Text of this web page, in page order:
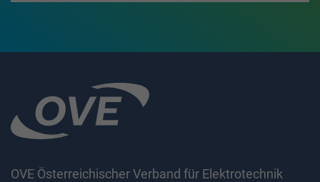
OVE Österreichischer Verband für Elektrotechnik